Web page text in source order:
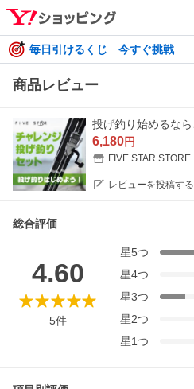
毎日引けるくじ 今すぐ挑戦
商品レビュー
6,180円
FIVE STAR STORE
レビューを投稿する
総合評価
4.60
5件
星5つ
星4つ
星3つ
星2つ
星1つ